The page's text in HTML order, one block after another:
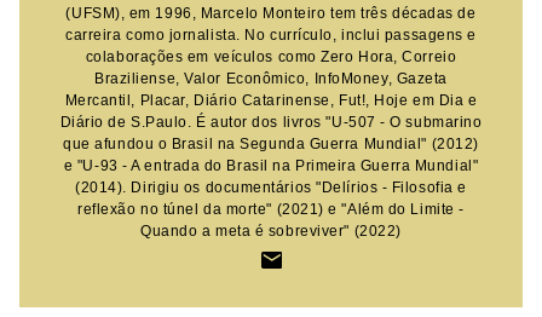
(UFSM), em 1996, Marcelo Monteiro tem três décadas de
carreira como jornalista. No currículo, inclui passagens e
colaborações em veículos como Zero Hora, Correio
Braziliense, Valor Econômico, InfoMoney, Gazeta
Mercantil, Placar, Diário Catarinense, Fut!, Hoje em Dia e
Diário de S.Paulo. É autor dos livros "U-507 - O submarino
que afundou o Brasil na Segunda Guerra Mundial" (2012)
e "U-93 - A entrada do Brasil na Primeira Guerra Mundial"
(2014). Dirigiu os documentários "Delírios - Filosofia e
reflexão no túnel da morte" (2021) e "Além do Limite -
Quando a meta é sobreviver" (2022)